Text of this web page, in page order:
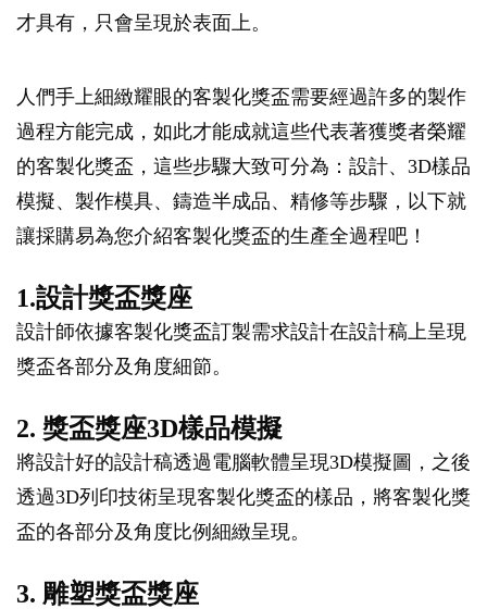
才具有，只會呈現於表面上。
人們手上細緻耀眼的客製化獎盃需要經過許多的製作
過程方能完成，如此才能成就這些代表著獲獎者榮耀
的客製化獎盃，這些步驟大致可分為：設計、3D樣品
模擬、製作模具、鑄造半成品、精修等步驟，以下就
讓採購易為您介紹客製化獎盃的生產全過程吧！
1.設計獎盃獎座
設計師依據客製化獎盃訂製需求設計在設計稿上呈現
獎盃各部分及角度細節。
2. 獎盃獎座3D樣品模擬
將設計好的設計稿透過電腦軟體呈現3D模擬圖，之後
透過3D列印技術呈現客製化獎盃的樣品，將客製化獎
盃的各部分及角度比例細緻呈現。
3. 雕塑獎盃獎座